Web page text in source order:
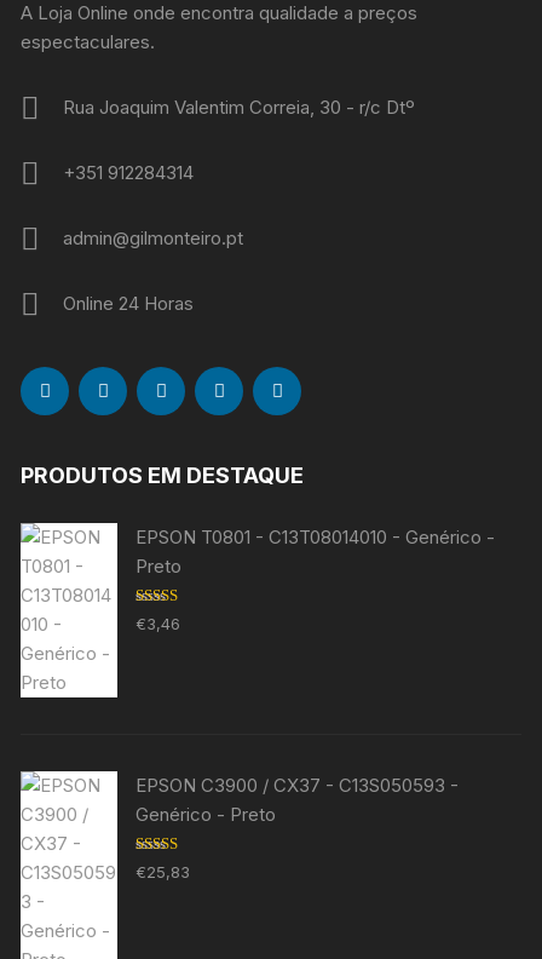
A Loja Online onde encontra qualidade a preços
espectaculares.
Rua Joaquim Valentim Correia, 30 - r/c Dtº
+351 912284314
admin@gilmonteiro.pt
Online 24 Horas
PRODUTOS EM DESTAQUE
EPSON T0801 - C13T08014010 - Genérico -
Preto
Avaliação
5.00 de 5
€3,46
EPSON C3900 / CX37 - C13S050593 -
Genérico - Preto
Avaliação
5.00de 5
€25,83